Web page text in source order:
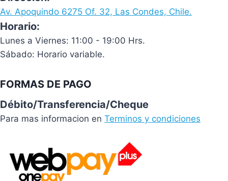
Av. Apoquindo 6275 Of. 32, Las Condes, Chile.
Horario:
Lunes a Viernes: 11:00 - 19:00 Hrs.
Sábado: Horario variable.
FORMAS DE PAGO
Débito/Transferencia/Cheque
Para mas informacion en Terminos y condiciones